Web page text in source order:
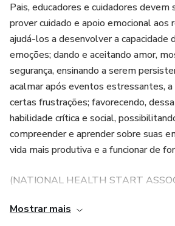
Pais, educadores e cuidadores devem
prover cuidado e apoio emocional aos
ajudá-los a desenvolver a capacidade
emoções; dando e aceitando amor,
segurança, ensinando a serem
acalmar após eventos estressantes,
certas frustrações; favorecendo,
habilidade crítica e social,
compreender e aprender sobre suas
vida mais produtiva e a funcionar de
(NATIONAL HEALTH START
Mostrar mais